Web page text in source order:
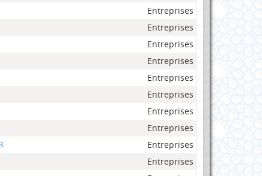
Entreprises
Entreprises
Entreprises
Entreprises
Entreprises
Entreprises
Entreprises
Entreprises
Entreprises
Entreprises